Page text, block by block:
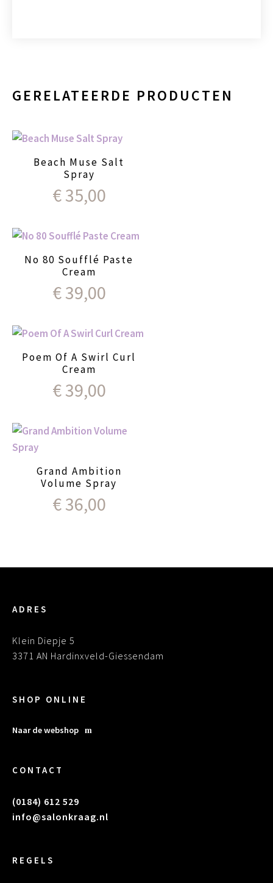
GERELATEERDE PRODUCTEN
Beach Muse Salt
Spray
€35,00
No 80 Soufflé Paste
Cream
€39,00
Poem Of A Swirl Curl
Cream
€39,00
Grand Ambition
Volume Spray
€36,00
ADRES
Klein Diepje 5
3371 AN Hardinxveld-Giessendam
SHOP ONLINE
Naar de webshop
CONTACT
(0184) 612 529
info@salonkraag.nl
REGELS